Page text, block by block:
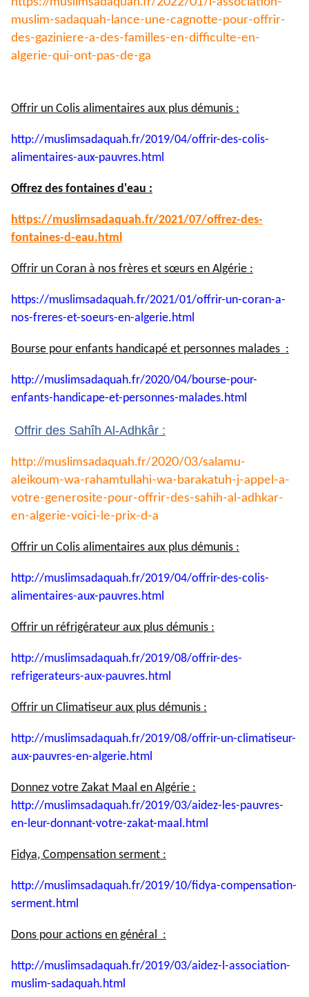
muslim-sadaquah-lance-une-cagnotte-pour-offrir-
des-gaziniere-a-des-familles-en-difficulte-en-
algerie-qui-ont-pas-de-ga
Offrir un Colis alimentaires aux plus démunis :
http://muslimsadaquah.fr/2019/04/offrir-des-colis-
alimentaires-aux-pauvres.html
Offrez des fontaines d'eau :
https://muslimsadaquah.fr/2021/07/offrez-des-
fontaines-d-eau.html
Offrir un Coran à nos frères et sœurs en Algérie :
https://muslimsadaquah.fr/2021/01/offrir-un-coran-a-
nos-freres-et-soeurs-en-algerie.html
Bourse pour enfants handicapé et personnes malades :
http://muslimsadaquah.fr/2020/04/bourse-pour-
enfants-handicape-et-personnes-malades.html
Offrir des Sahîh Al-Adhkâr :
http://muslimsadaquah.fr/2020/03/salamu-
aleikoum-wa-rahamtullahi-wa-barakatuh-j-appel-a-
votre-generosite-pour-offrir-des-sahih-al-adhkar-
en-algerie-voici-le-prix-d-a
Offrir un Colis alimentaires aux plus démunis :
http://muslimsadaquah.fr/2019/04/offrir-des-colis-
alimentaires-aux-pauvres.html
Offrir un réfrigérateur aux plus démunis :
http://muslimsadaquah.fr/2019/08/offrir-des-
refrigerateurs-aux-pauvres.html
Offrir un Climatiseur aux plus démunis :
http://muslimsadaquah.fr/2019/08/offrir-un-climatiseur-
aux-pauvres-en-algerie.html
Donnez votre Zakat Maal en Algérie :
http://muslimsadaquah.fr/2019/03/aidez-les-pauvres-
en-leur-donnant-votre-zakat-maal.html
Fidya, Compensation serment :
http://muslimsadaquah.fr/2019/10/fidya-compensation-
serment.html
Dons pour actions en général :
http://muslimsadaquah.fr/2019/03/aidez-l-association-
muslim-sadaquah.html